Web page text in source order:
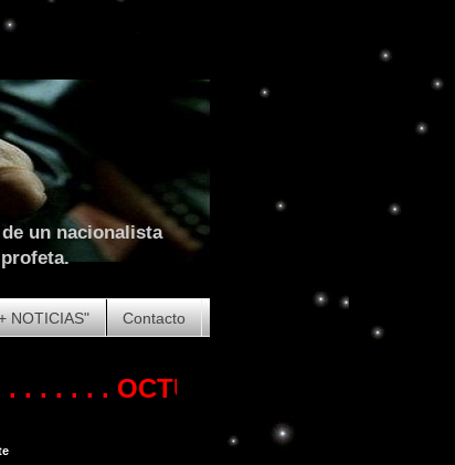
un nacionalista
NOTICIAS" Contacto
. OCTUBRE DE 2023. COMIENZA